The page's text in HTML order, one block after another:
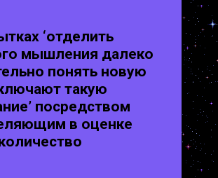
‘отделить
мышления далеко
понять новую
такую
посредством
в оценке